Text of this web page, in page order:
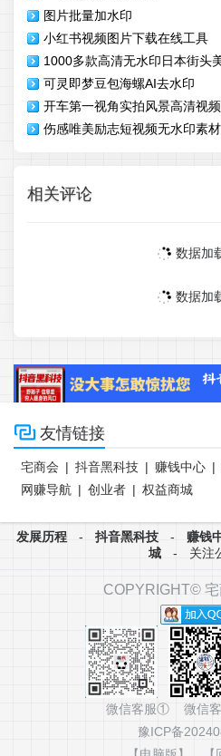
图片批量加水印
小红书视频图片下载在线工具
1000多款高清无水印日本街头
可灵即梦豆包海螺AI去水印
开车第一视角实拍风景高清视
伤感唯美励志短视频无水印素材
相关评论
数据加
数据加
 友情链接
宅商会 | 抖音黑科技 | 赚钱中心 |
网赚导航 | 创业者 | 权益商城
发展历程 - 抖音黑科技 - 赚钱
城
- 关注
COPYRIGHT©
微信客服① 微信
豫ICP备